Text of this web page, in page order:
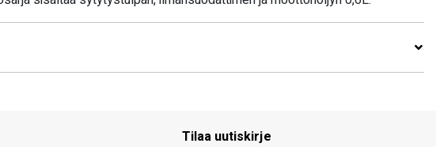
Tilaa uutiskirje